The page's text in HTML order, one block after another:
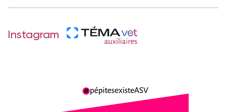
Instagram